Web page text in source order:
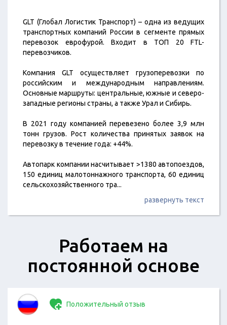
GLT (Глобал Логистик Транспорт) – одна из ведущих
транспортных компаний России в сегменте прямых
перевозок еврофурой. Входит в ТОП 20 FTL-
перевозчиков.
Компания GLT осуществляет грузоперевозки по
российским и международным направлениям.
Основные маршруты: центральные, южные и северо-
западные регионы страны, а также Урал и Сибирь.
В 2021 году компанией перевезено более 3,9 млн
тонн грузов. Рост количества принятых заявок на
перевозку в течение года: +44%.
Автопарк компании насчитывает >1380 автопоездов,
150 единиц малотоннажного транспорта, 60 единиц
сельскохозяйственного тра...
развернуть текст
Работаем на
постоянной основе
Положительный отзыв